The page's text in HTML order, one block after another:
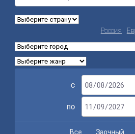
Россия
с
по
Все Заочный